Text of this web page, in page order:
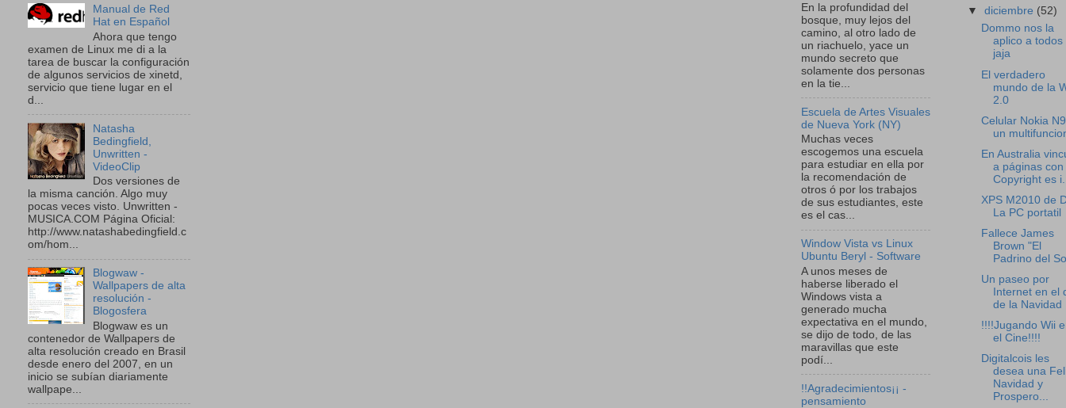
Manual de Red
Hat en Español
Ahora que tengo
examen de Linux me di a la
tarea de buscar la configuración
de algunos servicios de xinetd,
servicio que tiene lugar en el
d...
Natasha
Bedingfield,
Unwritten -
VideoClip
Dos versiones de
la misma canción. Algo muy
pocas veces visto. Unwritten -
MUSICA.COM Página Oficial:
http://www.natashabedingfield.c
om/hom...
Blogwaw -
Wallpapers de alta
resolución -
Blogosfera
Blogwaw es un
contenedor de Wallpapers de
alta resolución creado en Brasil
desde enero del 2007, en un
inicio se subían diariamente
wallpape...
En la profundidad del
bosque, muy lejos del
camino, al otro lado de
un riachuelo, yace un
mundo secreto que
solamente dos personas
en la tie...
Escuela de Artes Visuales
de Nueva York (NY)
Muchas veces
escogemos una escuela
para estudiar en ella por
la recomendación de
otros ó por los trabajos
de sus estudiantes, este
es el cas...
Window Vista vs Linux
Ubuntu Beryl - Software
A unos meses de
haberse liberado el
Windows vista a
generado mucha
expectativa en el mundo,
se dijo de todo, de las
maravillas que este
podí...
!!Agradecimientos¡¡ -
pensamiento
▼diciembre (52)
Dommo nos la
aplico a todos
jaja
El verdadero
mundo de la
2.0
Celular Nokia
un
En Australia
a páginas con
Copyright es
XPS M2010 de
La PC portatil
Fallece James
Brown "El
Padrino del
Un paseo por
Internet en el
de la Navidad
!!!!Jugando Wii
el Cine!!!!
Digitalcois les
desea una
Navidad y
Prospero...